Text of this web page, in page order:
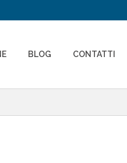
BLOG CONTATTI